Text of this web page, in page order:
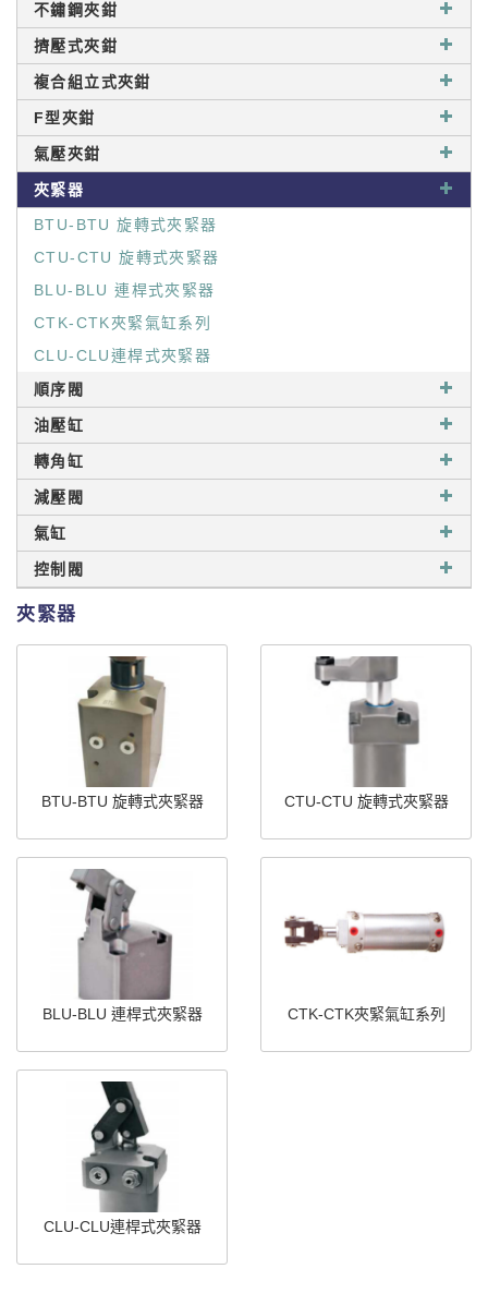
不鏽鋼夾鉗
擠壓式夾鉗
複合組立式夾鉗
F型夾鉗
氣壓夾鉗
夾緊器
BTU-BTU 旋轉式夾緊器
CTU-CTU 旋轉式夾緊器
BLU-BLU 連桿式夾緊器
CTK-CTK夾緊氣缸系列
CLU-CLU連桿式夾緊器
順序閥
油壓缸
轉角缸
減壓閥
氣缸
控制閥
夾緊器
BTU-BTU 旋轉式夾緊器 CTU-CTU 旋轉式夾緊器
BLU-BLU 連桿式夾緊器 CTK-CTK夾緊氣缸系列
CLU-CLU連桿式夾緊器